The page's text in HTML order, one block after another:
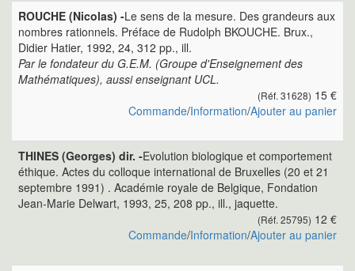
ROUCHE (Nicolas) -Le sens de la mesure. Des grandeurs aux
nombres rationnels. Préface de Rudolph BKOUCHE. Brux.,
Didier Hatier, 1992, 24, 312 pp., ill.
Par le fondateur du G.E.M. (Groupe d'Enseignement des
Mathématiques), aussi enseignant UCL.
(Réf. 31628) 15 €
Commande/Information/Ajouter au panier
THINES (Georges) dir. -Evolution biologique et comportement
éthique. Actes du colloque international de Bruxelles (20 et 21
septembre 1991) . Académie royale de Belgique, Fondation
Jean-Marie Delwart, 1993, 25, 208 pp., ill., jaquette.
(Réf. 25795) 12 €
Commande/Information/Ajouter au panier